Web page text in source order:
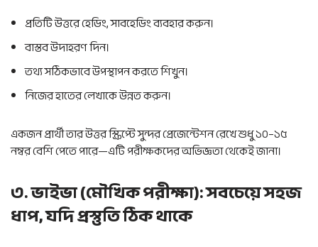
প্রতিটি উত্তরে হেডিং, সাবহেডিং ব্যবহার করুন।
বাস্তব উদাহরণ দিন।
তথ্য সঠিকভাবে উপস্থাপন করতে শিখুন।
নিজের হাতের লেখাকে উন্নত করুন।
একজন প্রার্থী তার উত্তর স্ক্রিপ্টে সুন্দর প্রেজেন্টেশন রেখে শুধু ১০–১৫
নম্বর বেশি পেতে পারে—এটি পরীক্ষকদের অভিজ্ঞতা থেকেই জানা।
৩. ভাইভা (মৌখিক পরীক্ষা): সবচেয়ে সহজ
ধাপ, যদি প্রস্তুতি ঠিক থাকে